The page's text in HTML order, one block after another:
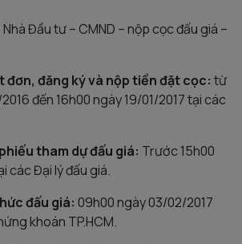
Đầu tư – CMND – nộp cọc đấu giá –
đơn, đăng ký và nộp tiền đặt cọc: từ
đến 16h00 ngày 19/01/2017 tại các
tham dự đấu giá: Trước 15h00
các Đại lý đấu giá.
đấu giá: 09h00 ngày 03/02/2017
khoán TP.HCM.